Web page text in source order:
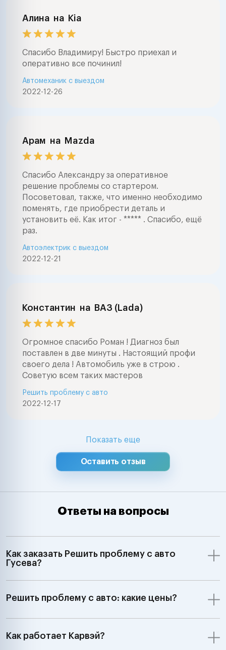
Алина на Kia
Спасибо Владимиру! Быстро приехал и
оперативно все починил!
2022-12-26
Автомеханик с выездом
Арам на Mazda
Спасибо Александру за оперативное
решение проблемы со стартером.
Посоветовал, также, что именно необходимо
поменять, где приобрести деталь и
установить её. Как итог - ***** . Спасибо, ещё
раз.
2022-12-21
Автоэлектрик с выездом
Константин на ВАЗ (Lada)
Огромное спасибо Роман ! Диагноз был
поставлен в две минуты . Настоящий профи
своего дела ! Автомобиль уже в строю .
Советую всем таких мастеров
2022-12-17
Решить проблему с авто
Показать еще
Оставить отзыв
Ответы на вопросы
Как заказать Решить проблему с авто
Гусева?
Решить проблему с авто: какие цены?
Как работает Карвэй?